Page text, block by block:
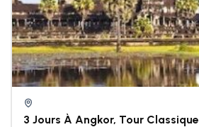
3 Jours À Angkor, Tour Classique